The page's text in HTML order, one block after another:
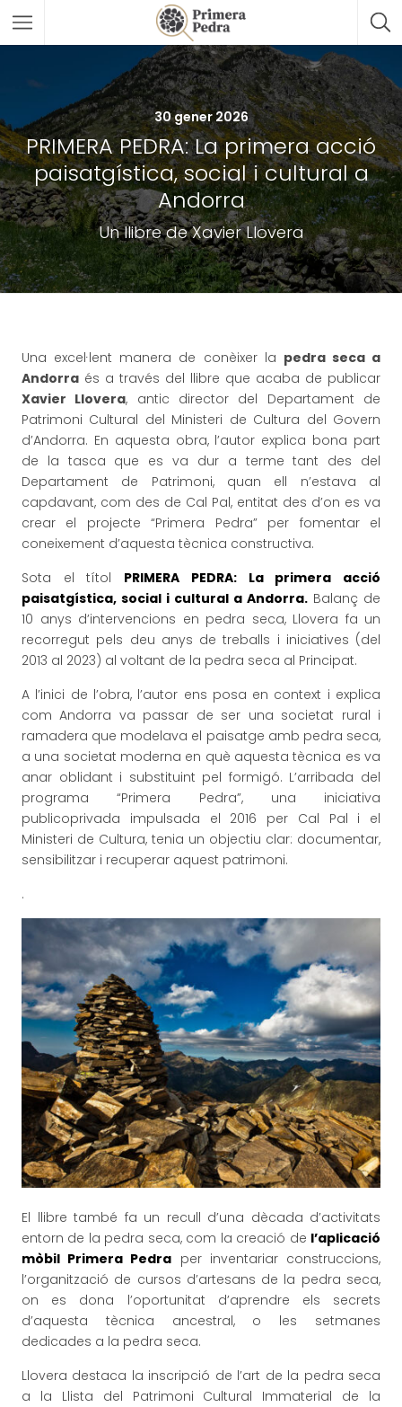
30 gener 2026
PRIMERA PEDRA: La primera acció
paisatgística, social i cultural a
Andorra
Un llibre de Xavier Llovera
Una excel·lent manera de conèixer la pedra seca a
Andorra és a través del llibre que acaba de publicar
Xavier Llovera, antic director del Departament de
Patrimoni Cultural del Ministeri de Cultura del Govern
d’Andorra. En aquesta obra, l’autor explica bona part
de la tasca que es va dur a terme tant des del
Departament de Patrimoni, quan ell n’estava al
capdavant, com des de Cal Pal, entitat des d’on es va
crear el projecte “Primera Pedra” per fomentar el
coneixement d’aquesta tècnica constructiva.
Sota el títol PRIMERA PEDRA: La primera acció
paisatgística, social i cultural a Andorra. Balanç de
10 anys d’intervencions en pedra seca, Llovera fa un
recorregut pels deu anys de treballs i iniciatives (del
2013 al 2023) al voltant de la pedra seca al Principat.
A l’inici de l’obra, l’autor ens posa en context i explica
com Andorra va passar de ser una societat rural i
ramadera que modelava el paisatge amb pedra seca,
a una societat moderna en què aquesta tècnica es va
anar oblidant i substituint pel formigó. L’arribada del
programa “Primera Pedra”, una iniciativa
publicoprivada impulsada el 2016 per Cal Pal i el
Ministeri de Cultura, tenia un objectiu clar: documentar,
sensibilitzar i recuperar aquest patrimoni.
.
El llibre també fa un recull d’una dècada d’activitats
entorn de la pedra seca, com la creació de l’aplicació
mòbil Primera Pedra per inventariar construccions,
l’organització de cursos d’artesans de la pedra seca,
on es dona l’oportunitat d’aprendre els secrets
d’aquesta tècnica ancestral, o les setmanes
dedicades a la pedra seca.
Llovera destaca la inscripció de l’art de la pedra seca
a la Llista del Patrimoni Cultural Immaterial de la